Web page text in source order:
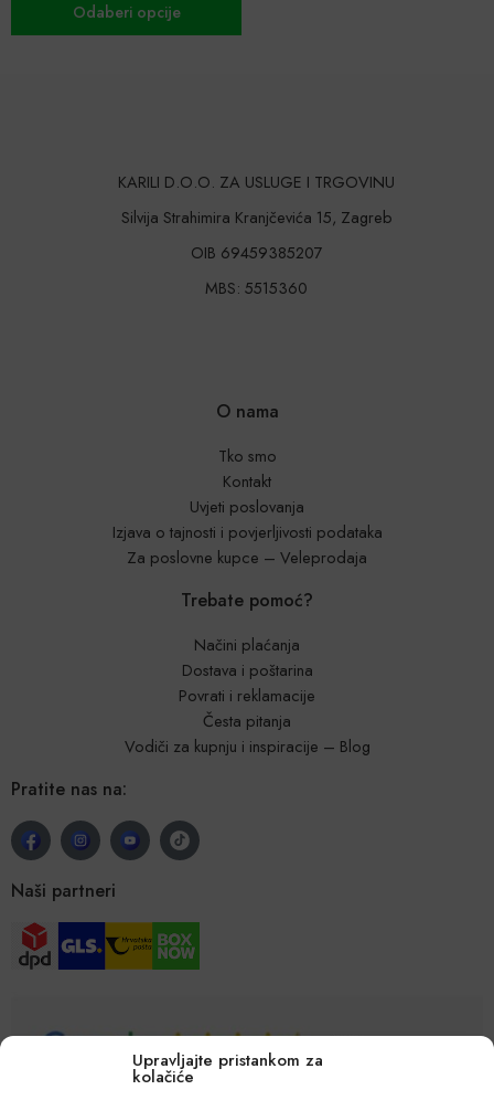
Upravljajte pristankom za
kolačiće
Odaberi opcije
KARILI D.O.O. ZA USLUGE I TRGOVINU
Silvija Strahimira Kranjčevića 15, Zagreb
OIB 69459385207
MBS: 5515360
O nama
Tko smo
Kontakt
Uvjeti poslovanja
Izjava o tajnosti i povjerljivosti podataka
Za poslovne kupce – Veleprodaja
Trebate pomoć?
Načini plaćanja
Dostava i poštarina
Povrati i reklamacije
Česta pitanja
Vodiči za kupnju i inspiracije – Blog
Pratite nas na:
Naši partneri